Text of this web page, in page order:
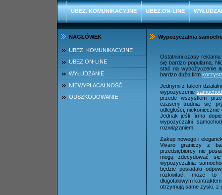
UBEZ. KOMUNIKACYJNE UBEZ.ON-LINE
NAGŁÓWEK
UBEZ. KOMUNIKACYJNE
UBEZ.ON-LINE
WYŁUDZANIE
NIEWYPŁACALNOŚĆ
ODSZKODOWANIE
Wypożyczalnia
Ostatnimi czasy
się bardzo popularna.
stać na wypożyczenie
bardzo dużo firm
Jednymi z takich
wypożyczenie
przede wszystkim
czasem trudnią się
odległości,
Jednak jeśli firma
wypożyczalni
rozwiązaniem.
Zakup nowego i
Vivaro graniczy z
przedsiębiorcy nie
mogą zdecydować
wypożyczalnia
będzie posiadała
rozkwitać, może to
długofalowym
otrzymują same zyski, z